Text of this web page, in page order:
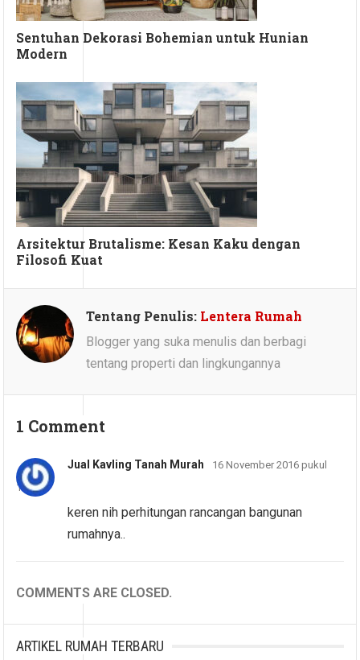
Sentuhan Dekorasi Bohemian untuk Hunian
Modern
Arsitektur Brutalisme: Kesan Kaku dengan
Filosofi Kuat
Tentang Penulis: Lentera Rumah
Blogger yang suka menulis dan berbagi
tentang properti dan lingkungannya
1 Comment
Jual Kavling Tanah Murah
16 November 2016 pukul
13:31
keren nih perhitungan rancangan bangunan
rumahnya..
COMMENTS ARE CLOSED.
ARTIKEL RUMAH TERBARU